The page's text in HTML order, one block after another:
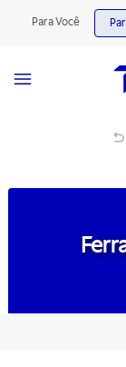
Para Você
Ferramentas a bateria